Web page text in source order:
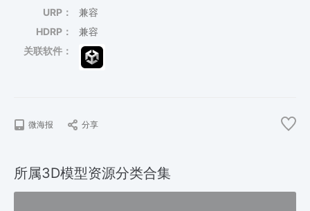
URP：
兼容
HDRP：
兼容
关联软件：
微海报 分享
所属3D模型资源分类合集